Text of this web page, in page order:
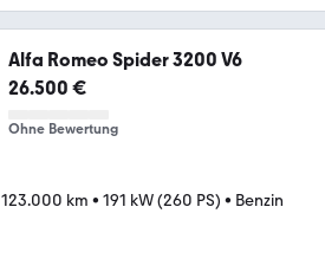
Alfa Romeo Spider 3200 V6
26.500 €
Ohne Bewertung
123.000 km • 191 kW (260 PS) • Benzin